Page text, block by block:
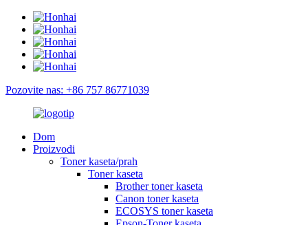
Pozovite nas: +86 757 86771039
Dom
Proizvodi
Toner kaseta/prah
Toner kaseta
Brother toner kaseta
Canon toner kaseta
ECOSYS toner kaseta